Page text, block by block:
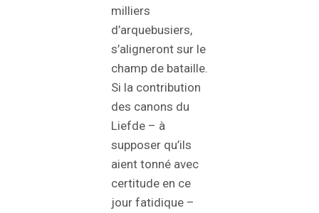
milliers
d’arquebusiers,
s’aligneront sur le
champ de bataille.
Si la contribution
des canons du
Liefde – à
supposer qu’ils
aient tonné avec
certitude en ce
jour fatidique –